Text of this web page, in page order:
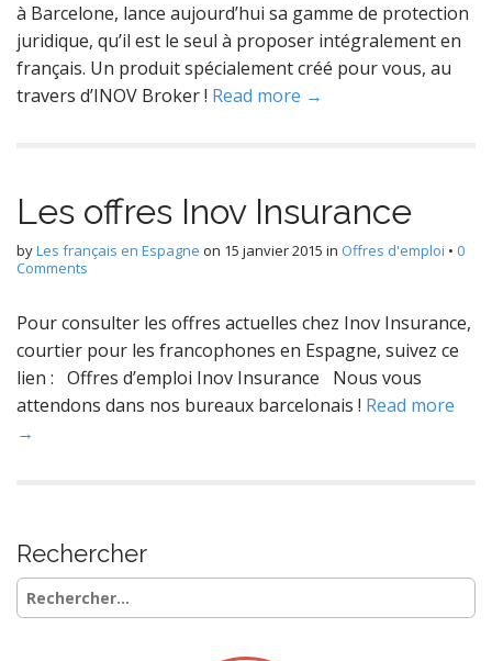
à Barcelone, lance aujourd’hui sa gamme de protection
juridique, qu’il est le seul à proposer intégralement en
français. Un produit spécialement créé pour vous, au
travers d’INOV Broker ! Read more →
Les offres Inov Insurance
byLes français en Espagne on 15 janvier 2015 in Offres d'emploi • 0
Comments
Pour consulter les offres actuelles chez Inov Insurance,
courtier pour les francophones en Espagne, suivez ce
lien : Offres d’emploi Inov Insurance Nous vous
attendons dans nos bureaux barcelonais ! Read more
→
Rechercher
Rechercher :